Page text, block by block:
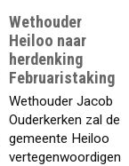
Wethouder
Heiloo naar
herdenking
Februaristaking
Wethouder Jacob
Ouderkerken zal de
gemeente Heiloo
vertegenwoordigen